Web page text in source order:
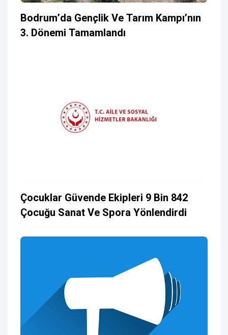
Bodrum’da Gençlik Ve Tarım Kampı’nın
3. Dönemi Tamamlandı
Çocuklar Güvende Ekipleri 9 Bin 842
Çocuğu Sanat Ve Spora Yönlendirdi